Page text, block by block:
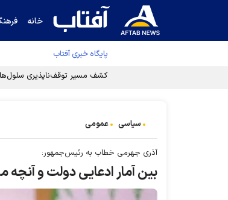
خانه
پایگاه خبری آفتاب
کشف مسیر توقف‌ناپذیری
سیاسی عمومی
آذری جهرمی خطاب به رئیس‌جمهور:
بین آمار ادعایی دولت و